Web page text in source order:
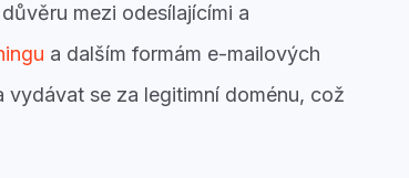
mezi odesílajícími a
a dalším formám e-mailových
se za legitimní doménu, což